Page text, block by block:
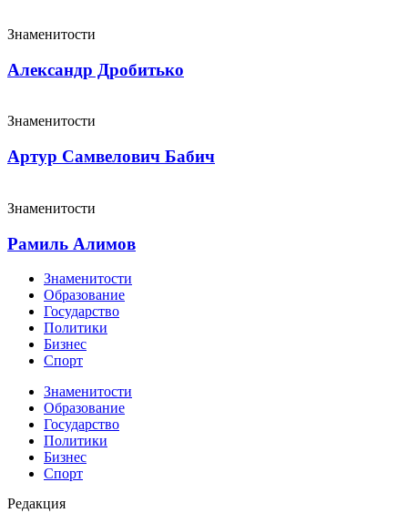
Знаменитости
Александр Дробитько
Знаменитости
Артур Самвелович Бабич
Знаменитости
Рамиль Алимов
Знаменитости
Образование
Государство
Политики
Бизнес
Спорт
Знаменитости
Образование
Государство
Политики
Бизнес
Спорт
Редакция